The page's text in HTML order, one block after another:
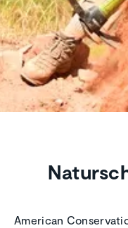
American